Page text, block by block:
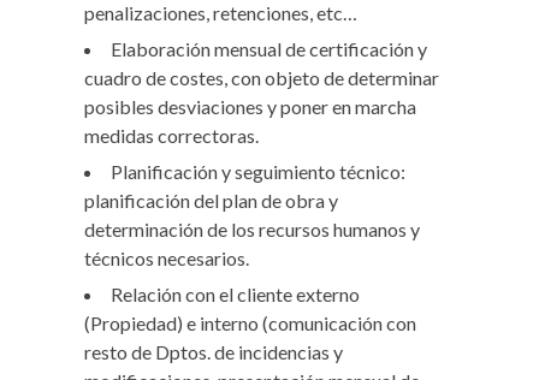
penalizaciones, retenciones, etc…
Elaboración mensual de certificación y
cuadro de costes, con objeto de determinar
posibles desviaciones y poner en marcha
medidas correctoras.
Planificación y seguimiento técnico:
planificación del plan de obra y
determinación de los recursos humanos y
técnicos necesarios.
Relación con el cliente externo
(Propiedad) e interno (comunicación con
resto de Dptos. de incidencias y